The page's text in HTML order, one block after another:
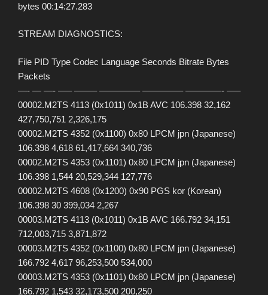
bytes 00:14:27.283
STREAM DIAGNOSTICS:
File PID Type Codec Language Seconds Bitrate Bytes
Packets
—- — —- —– ——– ————– ————– ————- —–
00002.M2TS 4113 (0x1011) 0x1B AVC 106.398 32,162
427,750,751 2,326,175
00002.M2TS 4352 (0x1100) 0x80 LPCM jpn (Japanese)
106.398 4,618 61,417,664 340,736
00002.M2TS 4353 (0x1101) 0x80 LPCM jpn (Japanese)
106.398 1,544 20,529,344 127,776
00002.M2TS 4608 (0x1200) 0x90 PGS kor (Korean)
106.398 30 399,034 2,267
00003.M2TS 4113 (0x1011) 0x1B AVC 166.792 34,151
712,003,715 3,871,872
00003.M2TS 4352 (0x1100) 0x80 LPCM jpn (Japanese)
166.792 4,617 96,253,500 534,000
00003.M2TS 4353 (0x1101) 0x80 LPCM jpn (Japanese)
166.792 1,543 32,173,500 200,250